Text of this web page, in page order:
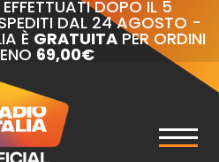
DOPO IL 5
DAL 24 AGOSTO -
È GRATUITAPER ORDINI
69,00€